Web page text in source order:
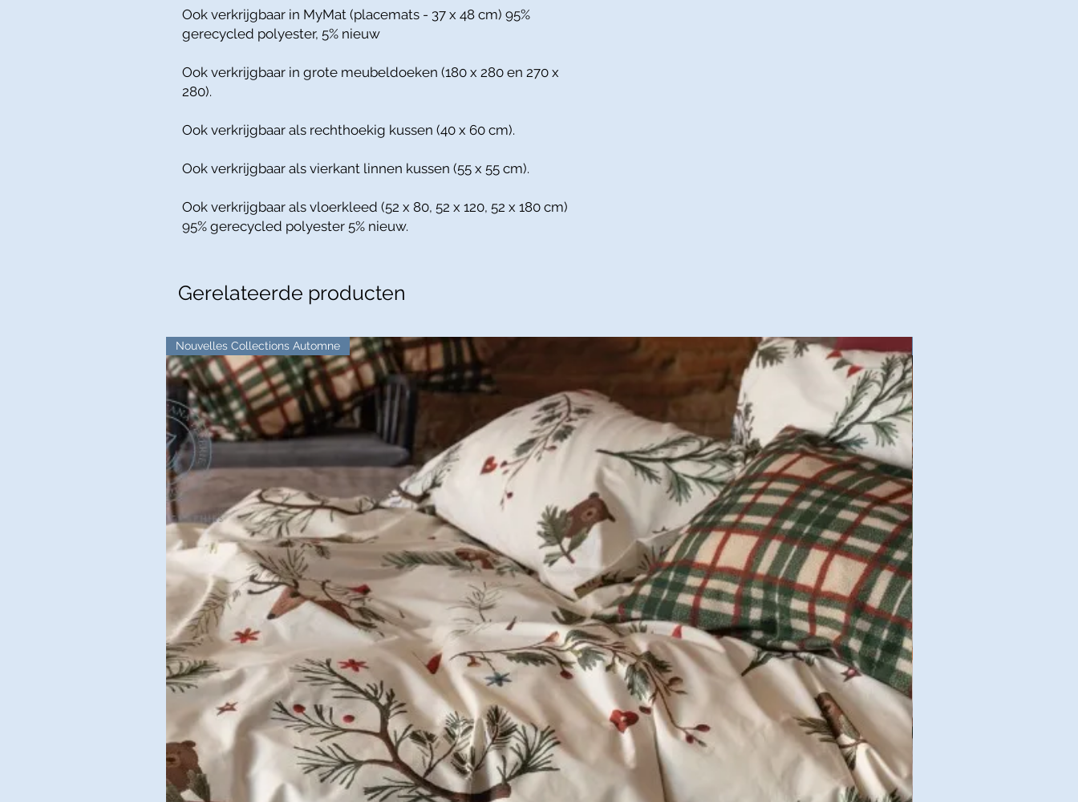
Ook verkrijgbaar in MyMat (placemats - 37 x 48 cm) 95%
gerecycled polyester, 5% nieuw
Ook verkrijgbaar in grote meubeldoeken (180 x 280 en 270 x
280).
Ook verkrijgbaar als rechthoekig kussen (40 x 60 cm).
Ook verkrijgbaar als vierkant linnen kussen (55 x 55 cm).
Ook verkrijgbaar als vloerkleed (52 x 80, 52 x 120, 52 x 180 cm)
95% gerecycled polyester 5% nieuw.
Gerelateerde producten
Nouvelles Collections Automne